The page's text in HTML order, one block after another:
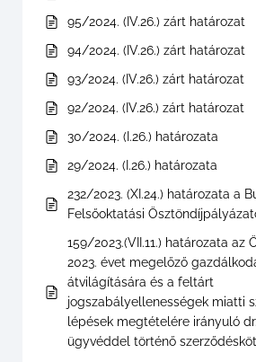
95/2024. (IV.26.) zárt határozat
94/2024. (IV.26.) zárt határozat
93/2024. (IV.26.) zárt határozat
92/2024. (IV.26.) zárt határozat
30/2024. (I.26.) határozata
29/2024. (I.26.) határozata
232/2023. (XI.24.) határozata a
Felsőoktatási
159/2023.(VII.11.) határozata az
2023. évet megelőző
átvilágítására és a feltárt
jogszabályellenességek miatti
lépések megtételére irányuló
ügyvéddel történő